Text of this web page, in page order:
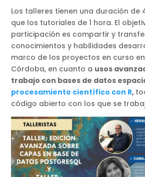
Los talleres tienen una duración de
que los tutoriales de 1 hora. El
participación es compartir y
conocimientos y habilidades
marco de los proyectos en curso
Córdoba, en cuanto a usos
trabajo con bases de datos
procesamiento científico con R,
código abierto con los que se